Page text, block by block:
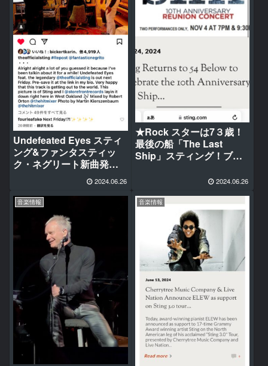
Undefeated Eyes スティ
ング&ファンタスティッ
ク・ネグリート新曲発
表！2024年6月28日金！グ
ラミー賞受賞連続3回 しか
し再スタートは路上だっ
た
2024.06.26
★Rock スターは7３歳！
最後の船「The Last
Ship」スティング！ブロ
2024.06.26
音楽情報 音楽情報